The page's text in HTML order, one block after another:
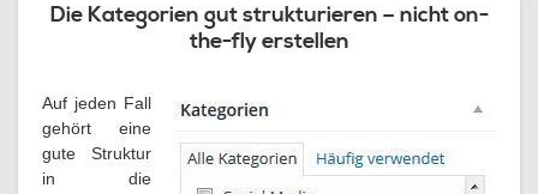
Die Kategorien gut strukturieren – nicht on-
the-fly erstellen
Auf jeden Fall
gehört eine
gute Struktur
in die